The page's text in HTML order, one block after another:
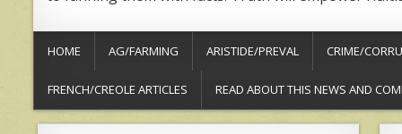
HOME AG/FARMING ARISTIDE/PREVAL CRIME/
FRENCH/CREOLE ARTICLES READ ABOUT THIS NEWS AND